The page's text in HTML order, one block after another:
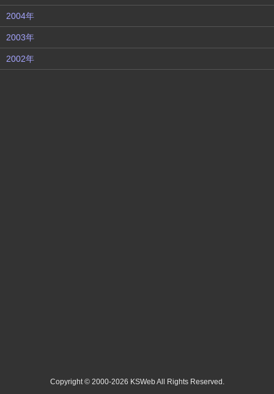
2004年
2003年
2002年
Copyright © 2000-2026 KSWeb All Rights Reserved.